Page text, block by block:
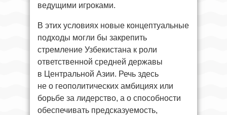
ведущими игроками.
В этих условиях новые концептуальные
подходы могли бы закрепить
стремление Узбекистана к роли
ответственной средней державы
в Центральной Азии. Речь здесь
не о геополитических амбициях или
борьбе за лидерство, а о способности
обеспечивать предсказуемость,